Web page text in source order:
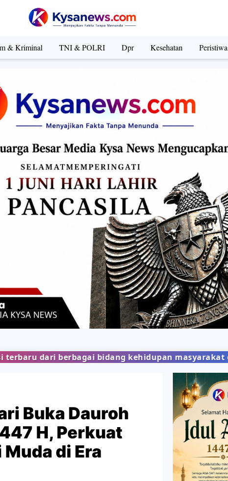
& Kriminal TNI & POLRI Dpr Kesehatan Peristiwa
kehidupan masyarakat dengan penyajian
Buka Dauroh
H, Perkuat
di Era